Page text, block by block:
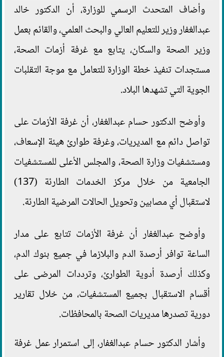
وأضاف المتحدث الرسمي للوزارة، أن الدكتور خالد
عبدالغفار وزير للتعليم العالي والبحث العلمي، والقائم بعمل
وزير الصحة والسكان، يتابع مع غرفة أزمات الصحة،
مستجدات تنفيذ خطة الوزارة للتعامل مع موجة التقلبات
الجوية التي تشهدها البلاد.
وأوضح الدكتور حسام عبدالغفار، أن غرفة الأزمات على
تواصل دائم مع المديريات، وغرفة طوارئ هيئة الإسعاف،
ومستشفيات وزارة الصحة، والمجلس الأعلى للمستشفيات
الجامعية من خلال مركز الخدمات الطارئة (137)
لاستقبال أي مصابين وتحويل الحالات المرضية الطارئة.
وأوضح عبدالغفار أن غرفة الأزمات تتابع على مدار
الساعة توافر أرصدة الدم والبلازما في جميع بنوك الدم،
وكذلك أرصدة أدوية الطوارئ، وترددات المرضى على
أقسام الاستقبال بجميع المستشفيات، من خلال تقارير
دورية تصدرها مديريات الصحة بالمحافظات.
وأشار الدكتور حسام عبدالغفار، إلى استمرار عمل غرفة